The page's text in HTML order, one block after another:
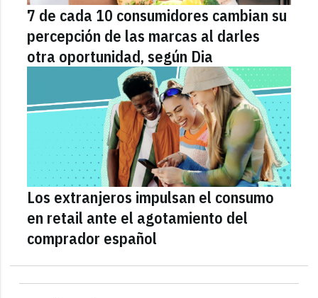
7 de cada 10 consumidores cambian su
percepción de las marcas al darles
otra oportunidad, según Dia
Los extranjeros impulsan el consumo
en retail ante el agotamiento del
comprador español